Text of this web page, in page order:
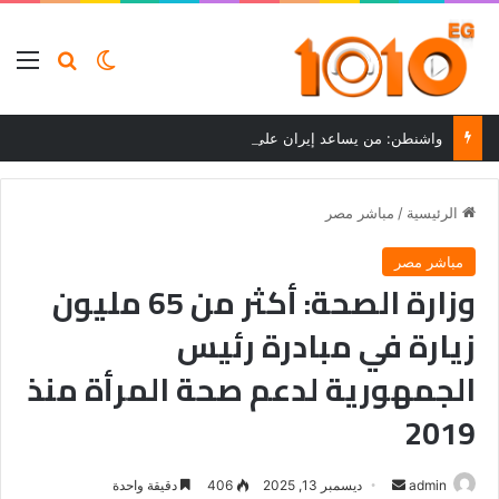
بحثالوضع
واشنطن: من يساعد إيران على تجاوز العقوبات سيواجه عواقب
الرئيسية / مباشر مصر
مباشر مصر
وزارة الصحة: أكثر من 65 مليون
زيارة في مبادرة رئيس
الجمهورية لدعم صحة المرأة منذ
2019
admin أرسل ديسمبر 13, 2025 406 دقيقة واحدة